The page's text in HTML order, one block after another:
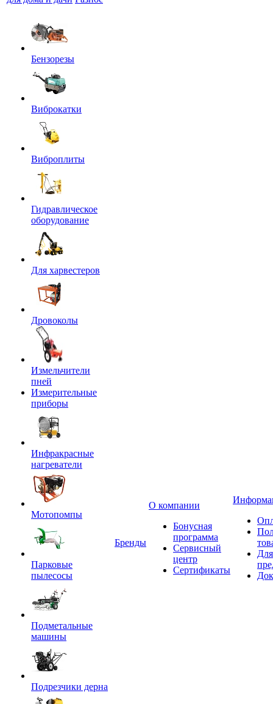
Бензорезы
Виброкатки
Виброплиты
Гидравлическое
оборудование
Для харвестеров
Дровоколы
Измельчители
пней
Измерительные
приборы
Инфракрасные
нагреватели
Мотопомпы
Парковые
пылесосы
Подметальные
машины
Подрезчики дерна
Бренды
О компании
Бонусная
программа
Сервисный
центр
Сертификаты
Для